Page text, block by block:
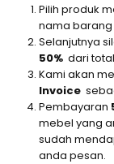
Pilih produk
nama
Selanjutnya
50% dari
Kami akan
Invoice
Pembayaran
mebel yang
sudah
anda pesan.